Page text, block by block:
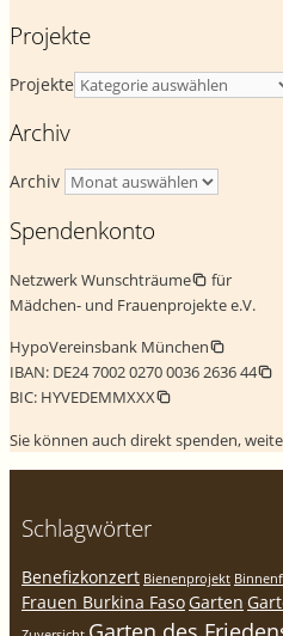
Projekte
Projekte
Archiv
Archiv
Spendenkonto
Netzwerk Wunschträume
für
Mädchen- und Frauenprojekte e.V.
HypoVereinsbank München
IBAN: DE24 7002 0270 0036 2636 44
BIC: HYVEDEMMXXX
Sie können auch direkt spenden,
Schlagwörter
Benefizkonzert Bienenprojekt
Frauen Burkina FasoGarten